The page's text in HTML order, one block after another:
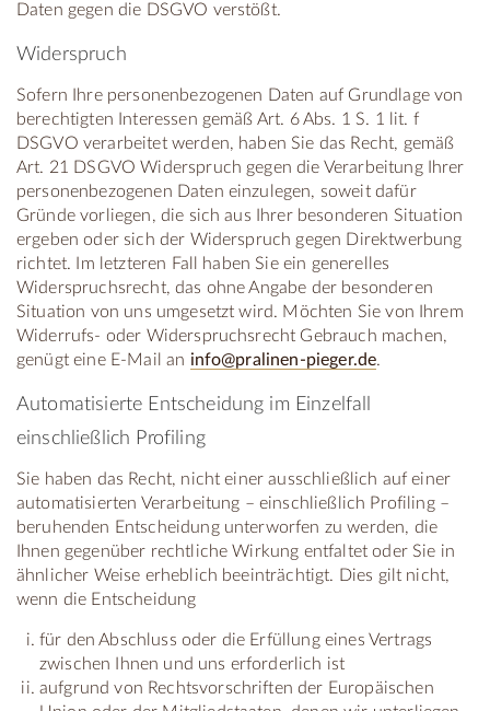
Daten gegen die DSGVO verstößt.
Widerspruch
Sofern Ihre personenbezogenen Daten auf Grundlage von
berechtigten Interessen gemäß Art. 6 Abs. 1 S. 1 lit. f
DSGVO verarbeitet werden, haben Sie das Recht, gemäß
Art. 21 DSGVO Widerspruch gegen die Verarbeitung Ihrer
personenbezogenen Daten einzulegen, soweit dafür
Gründe vorliegen, die sich aus Ihrer besonderen Situation
ergeben oder sich der Widerspruch gegen Direktwerbung
richtet. Im letzteren Fall haben Sie ein generelles
Widerspruchsrecht, das ohne Angabe der besonderen
Situation von uns umgesetzt wird. Möchten Sie von Ihrem
Widerrufs- oder Widerspruchsrecht Gebrauch machen,
genügt eine E-Mail an info@pralinen-pieger.de.
Automatisierte Entscheidung im Einzelfall
einschließlich Profiling
Sie haben das Recht, nicht einer ausschließlich auf einer
automatisierten Verarbeitung – einschließlich Profiling –
beruhenden Entscheidung unterworfen zu werden, die
Ihnen gegenüber rechtliche Wirkung entfaltet oder Sie in
ähnlicher Weise erheblich beeinträchtigt. Dies gilt nicht,
wenn die Entscheidung
für den Abschluss oder die Erfüllung eines Vertrags
zwischen Ihnen und uns erforderlich ist
aufgrund von Rechtsvorschriften der Europäischen